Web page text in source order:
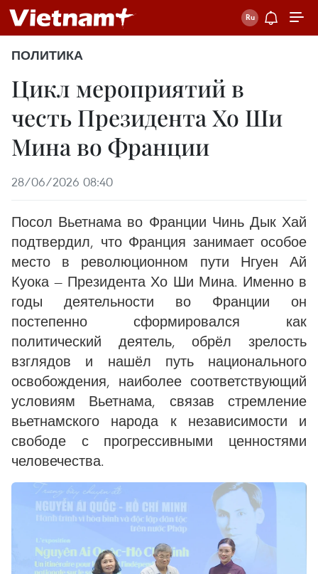
ПОЛИТИКА
Цикл мероприятий в
честь Президента Хо Ши
Мина во Франции
28/06/2026 08:40
Посол Вьетнама во Франции Чинь Дык Хай
подтвердил, что Франция занимает особое
место в революционном пути Нгуен Ай
Куока — Президента Хо Ши Мина. Именно в
годы деятельности во Франции он
постепенно сформировался как
политический деятель, обрёл зрелость
взглядов и нашёл путь национального
освобождения, наиболее соответствующий
условиям Вьетнама, связав стремление
вьетнамского народа к независимости и
свободе с прогрессивными ценностями
человечества.